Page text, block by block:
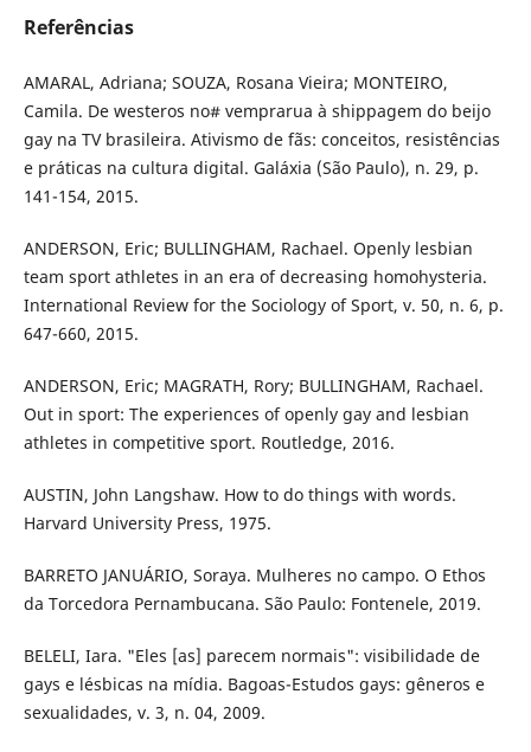
Referências
AMARAL, Adriana; SOUZA, Rosana Vieira; MONTEIRO,
Camila. De westeros no# vemprarua à shippagem do beijo
gay na TV brasileira. Ativismo de fãs: conceitos, resistências
e práticas na cultura digital. Galáxia (São Paulo), n. 29, p.
141-154, 2015.
ANDERSON, Eric; BULLINGHAM, Rachael. Openly lesbian
team sport athletes in an era of decreasing homohysteria.
International Review for the Sociology of Sport, v. 50, n. 6, p.
647-660, 2015.
ANDERSON, Eric; MAGRATH, Rory; BULLINGHAM, Rachael.
Out in sport: The experiences of openly gay and lesbian
athletes in competitive sport. Routledge, 2016.
AUSTIN, John Langshaw. How to do things with words.
Harvard University Press, 1975.
BARRETO JANUÁRIO, Soraya. Mulheres no campo. O Ethos
da Torcedora Pernambucana. São Paulo: Fontenele, 2019.
BELELI, Iara. "Eles [as] parecem normais": visibilidade de
gays e lésbicas na mídia. Bagoas-Estudos gays: gêneros e
sexualidades, v. 3, n. 04, 2009.